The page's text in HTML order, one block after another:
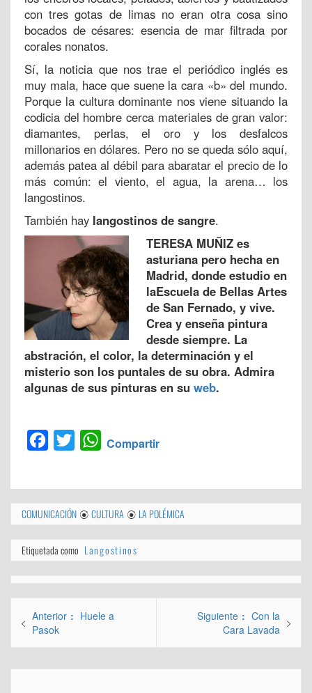
con tres gotas de limas no eran otra cosa sino
bocados de césares: esencia de mar filtrada por
corales nonatos.
Sí, la noticia que nos trae el periódico inglés es
muy mala, hace que suene la cara «b» del mundo.
Porque la cultura dominante nos viene situando la
codicia del hombre cerca materiales de gran valor:
diamantes, perlas, el oro y los desfalcos
millonarios en dólares. Pero no se queda sólo aquí,
además patea al débil para abaratar el precio de lo
más común: el viento, el agua, la arena… los
langostinos.
También hay langostinos de sangre.
TERESA MUÑIZ es
asturiana pero hecha en
Madrid, donde estudio en
laEscuela de Bellas Artes
de San Fernado, y vive.
Crea y enseña pintura
desde siempre. La
abstración, el color, la determinación y el
misterio son los puntales de su obra. Admira
algunas de sus pinturas en su web.
Facebook
TwitterWhatsApp
Compartir
COMUNICACIÓN CULTURA LA POLÉMICA
Etiquetada como Langostinos
Navegación
de
entradas
Anterior
Entrada
Huele a
Pasok
Siguiente
Entrada
siguiente:
Con la
Cara Lavada